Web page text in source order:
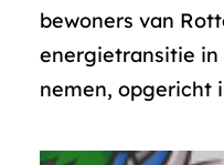
bewoners van
energietransitie in
nemen, opgericht